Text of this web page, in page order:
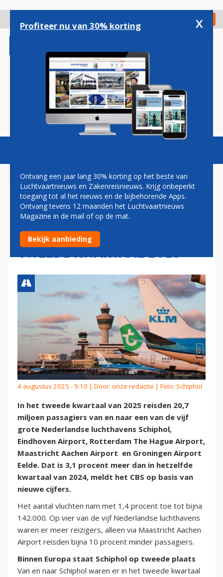
gaan
Check in
Magazine Podcasts Vacatures
NEDERLANDSE LUCHTVAART
GROEIT GESTAAG: BIJNA 21
MILJOEN PASSAGIERS IN
TWEEDE KWARTAAL 2025
4 augustus 2025 - 9:10 | Door: onze redactie | Foto: Schiphol
In het tweede kwartaal van 2025 reisden 20,7
miljoen passagiers van en naar een van de vijf
grote Nederlandse luchthavens Schiphol,
Eindhoven Airport, Rotterdam The Hague Airport,
Maastricht Aachen Airport en Groningen Airport
Eelde. Dat is 3,1 procent meer dan in hetzelfde
kwartaal van 2024, meldt het CBS op basis van
nieuwe cijfers.
Het aantal vluchten nam met 1,4 procent toe tot bijna
142.000. Op vier van de vijf Nederlandse luchthavens
waren er meer reizigers, alleen via Maastricht Aachen
Airport reisden bijna 10 procent minder passagiers.
Binnen Europa staat Schiphol op tweede plaats
Van en naar Schiphol waren er in het tweede kwartaal
Profiteer nu van 30% korting x
Ontvang een jaar lang 30% korting op het beste van
Luchtvaartnieuws en Zakenreisnieuws. Krijg onbeperkt
toegang tot al het nieuws en de bijbehorende Apps.
Ontvang tevens 12 maanden het Luchtvaartnieuws
Magazine in de mail of op de mat.
Bekijk aanbieding